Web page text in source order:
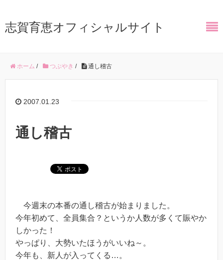
志賀育恵オフィシャルサイト
ホーム / つぶやき / 通し稽古
2007.01.23
通し稽古
今週末の本番の通し稽古が始まりました。
今年初めて、全員集合？というか人数が多くて賑やか
しかった！
やっぱり、大勢いたほうがいいね～。
今年も、新人が入ってくる…。